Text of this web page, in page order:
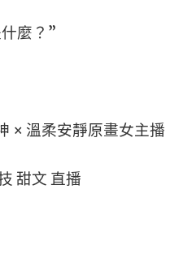
麼？”
× 溫柔安靜原畫女主播
甜文 直播